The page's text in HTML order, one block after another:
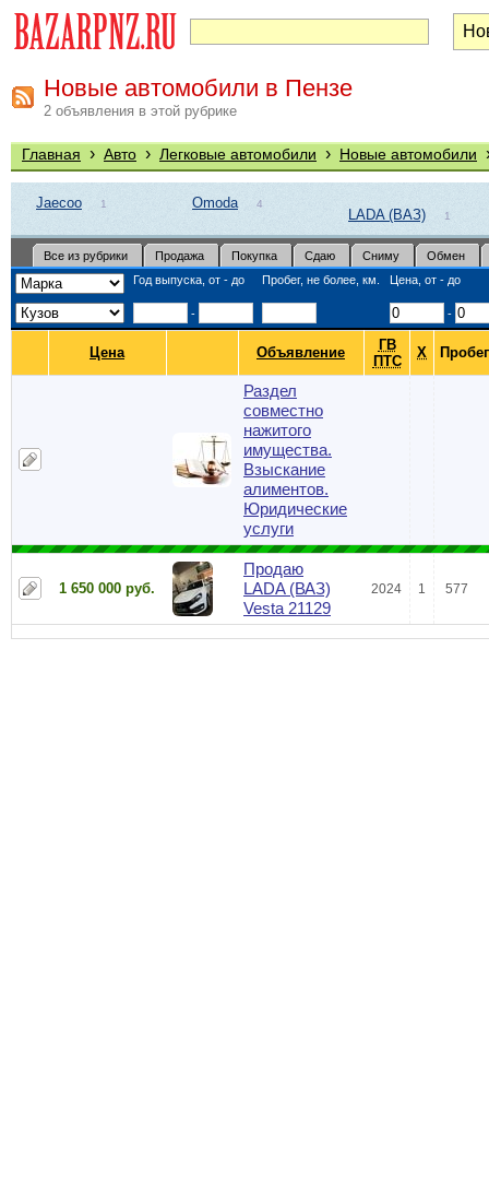
Новые автомобили в Пензе
2 объявления в этой рубрике
Главная › Авто › Легковые автомобили › Новые автомобили
Jaecoo 1 Omoda 4
LADA (ВАЗ) 1
Все из рубрики Продажа Покупка Сдаю Сниму
Обмен
Год выпуска, от - до
Пробег, не более, км. Цена, от - до
- -
Цена Объявление
ГВ
ПТС
Х Пробег
Раздел
совместно
нажитого
имущества.
Взыскание
алиментов.
Юридические
услуги
1 650 000 руб.
Продаю
LADA (ВАЗ)
Vesta 21129
2024 1 577